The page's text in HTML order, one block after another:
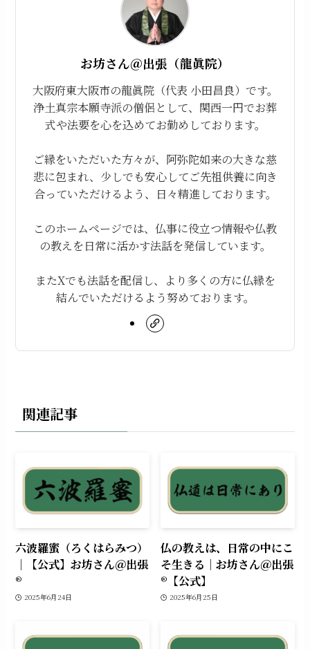
お坊さん＠出張（龍眞院）
大阪府東大阪市の龍眞院（代表 小田昌良）です。
浄土真宗本願寺派の僧侶として、関西一円でお葬
式や法要を心を込めてお勤めしております。
ご縁をいただいた方々が、阿弥陀如来の大きな慈
悲に包まれ、少しでも安心してご先祖供養に向き
合っていただけるよう、日々精進しております。
このホームページでは、仏事に役立つ情報や仏教
の教えを日常に活かす法話を発信しています。
またXでも法話を配信し、より多くの方に仏縁を
結んでいただけるよう努めております。
関連記事
六波羅蜜（ろくはらみつ）
｜【公式】お坊さん＠出張
®︎
2025年6月24日
仏の教えは、日常の中にこ
そ生きる｜お坊さん＠出張
®︎【公式】
2025年6月25日